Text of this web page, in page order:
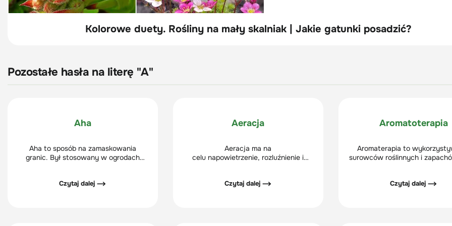
Kolorowe duety. Rośliny na mały skalniak | Jakie gatunki posadzić?
Pozostałe hasła na literę "A"
Aha
Aha to sposób na zamaskowania
granic. Był stosowany w ogrodach
Czytaj dalej ⟶
Aeracja
Aeracja ma na
celu napowietrzenie, rozluźnienie i
znajdująca się bezpośrednio pod
Czytaj dalej ⟶
Aromatoterapia
Aromaterapia to
surowców roślinnych i
osób.
Czytaj dalej ⟶